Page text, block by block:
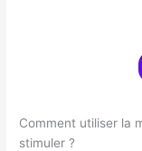
Comment utiliser la
stimuler ?